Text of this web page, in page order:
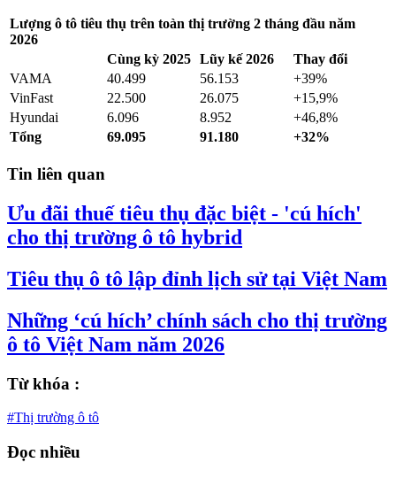
Lượng ô tô tiêu thụ trên toàn thị trường 2 tháng đầu năm
2026
Cùng kỳ 2025 Lũy kế 2026
Thay đổi
VAMA
40.499 56.153
+39%
VinFast
22.500 26.075
+15,9%
Hyundai
6.096 8.952
+46,8%
Tổng
69.095 91.180 +32%
Tin liên quan
Ưu đãi thuế tiêu thụ đặc biệt - 'cú hích'
cho thị trường ô tô hybrid
Tiêu thụ ô tô lập đỉnh lịch sử tại Việt Nam
Những ‘cú hích’ chính sách cho thị trường
ô tô Việt Nam năm 2026
Từ khóa :
#Thị trường ô tô
Đọc nhiều